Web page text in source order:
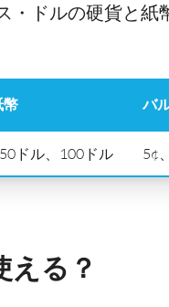
ドルの硬貨と紙
幣 バ
ドル、100ドル 5¢
える？